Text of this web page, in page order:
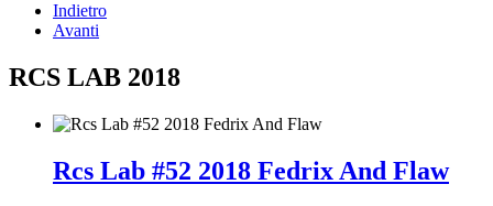
Indietro
Avanti
RCS LAB 2018
Rcs Lab #52 2018 Fedrix And Flaw